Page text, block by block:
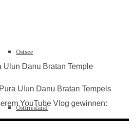
Ostsee
Ostfriesland
Ulun Danu Bratan Temple
Ulun Danu Bratan Tempels
YouTube Vlog gewinnen: